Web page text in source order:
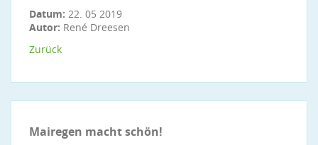
Datum: 22. 05 2019
Autor: René Dreesen
Zurück
Mairegen macht schön!